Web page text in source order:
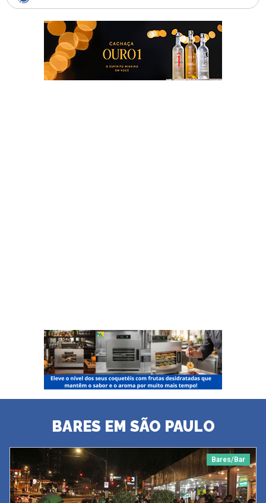
BARES EM SÃO PAULO
Bares/Bar